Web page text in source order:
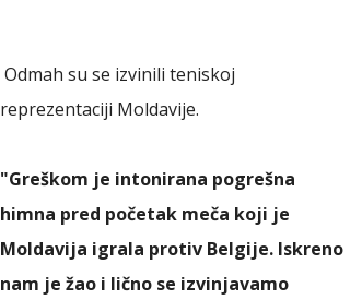
Odmah su se izvinili teniskoj
reprezentaciji Moldavije.
"Greškom je intonirana pogrešna
himna pred početak meča koji je
Moldavija igrala protiv Belgije. Iskreno
nam je žao i lično se izvinjavamo